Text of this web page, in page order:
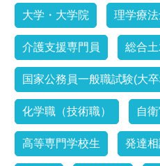
大学・大学院 理学療
介護支援専門員 総合
国家公務員一般職試験(大
化学職（技術職） 自
高等専門学校生 発達